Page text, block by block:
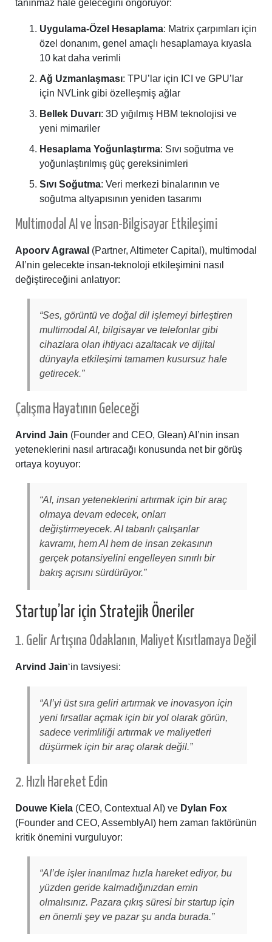
tanınmaz hale geleceğini öngörüyor:
Uygulama-Özel Hesaplama: Matrix çarpımları için
özel donanım, genel amaçlı hesaplamaya kıyasla
10 kat daha verimli
Ağ Uzmanlaşması: TPU’lar için ICI ve GPU’lar
için NVLink gibi özelleşmiş ağlar
Bellek Duvarı: 3D yığılmış HBM teknolojisi ve
yeni mimariler
Hesaplama Yoğunlaştırma: Sıvı soğutma ve
yoğunlaştırılmış güç gereksinimleri
Sıvı Soğutma: Veri merkezi binalarının ve
soğutma altyapısının yeniden tasarımı
Multimodal AI ve İnsan-Bilgisayar Etkileşimi
Apoorv Agrawal (Partner, Altimeter Capital), multimodal
AI’nin gelecekte insan-teknoloji etkileşimini nasıl
değiştireceğini anlatıyor:
“Ses, görüntü ve doğal dil işlemeyi birleştiren
multimodal AI, bilgisayar ve telefonlar gibi
cihazlara olan ihtiyacı azaltacak ve dijital
dünyayla etkileşimi tamamen kusursuz hale
getirecek.”
Çalışma Hayatının Geleceği
Arvind Jain (Founder and CEO, Glean) AI’nin insan
yeteneklerini nasıl artıracağı konusunda net bir görüş
ortaya koyuyor:
“AI, insan yeteneklerini artırmak için bir araç
olmaya devam edecek, onları
değiştirmeyecek. AI tabanlı çalışanlar
kavramı, hem AI hem de insan zekasının
gerçek potansiyelini engelleyen sınırlı bir
bakış açısını sürdürüyor.”
Startup’lar için Stratejik Öneriler
1. Gelir Artışına Odaklanın, Maliyet Kısıtlamaya Değil
Arvind Jain‘in tavsiyesi:
“AI’yi üst sıra geliri artırmak ve inovasyon için
yeni fırsatlar açmak için bir yol olarak görün,
sadece verimliliği artırmak ve maliyetleri
düşürmek için bir araç olarak değil.”
2. Hızlı Hareket Edin
Douwe Kiela (CEO, Contextual AI) ve Dylan Fox
(Founder and CEO, AssemblyAI) hem zaman faktörünün
kritik önemini vurguluyor:
“AI’de işler inanılmaz hızla hareket ediyor, bu
yüzden geride kalmadığınızdan emin
olmalısınız. Pazara çıkış süresi bir startup için
en önemli şey ve pazar şu anda burada.”